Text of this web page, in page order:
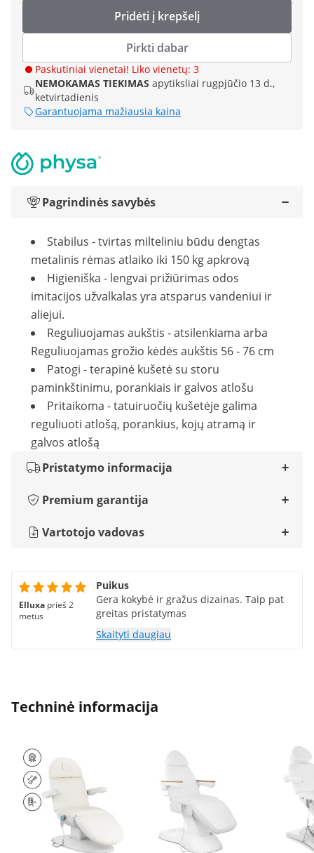
Pridėti į krepšelį
Pirkti dabar
Paskutiniai vienetai! Liko vienetų: 3
NEMOKAMAS TIEKIMAS apytiksliai rugpjūčio 13 d.,
ketvirtadienis
Garantuojama mažiausia kaina
Pagrindinės savybės
Stabilus - tvirtas milteliniu būdu dengtas
metalinis rėmas atlaiko iki 150 kg apkrovą
Higieniška - lengvai prižiūrimas odos
imitacijos užvalkalas yra atsparus vandeniui ir
aliejui.
Reguliuojamas aukštis - atsilenkiama arba
Reguliuojamas grožio kėdės aukštis 56 - 76 cm
Patogi - terapinė kušetė su storu
paminkštinimu, porankiais ir galvos atlošu
Pritaikoma - tatuiruočių kušetėje galima
reguliuoti atlošą, porankius, kojų atramą ir
galvos atlošą
Pristatymo informacija
Premium garantija
Vartotojo vadovas
Elluxa prieš 2
metus
Puikus
Gera kokybė ir gražus dizainas. Taip pat
greitas pristatymas
Skaityti daugiau
Techninė informacija